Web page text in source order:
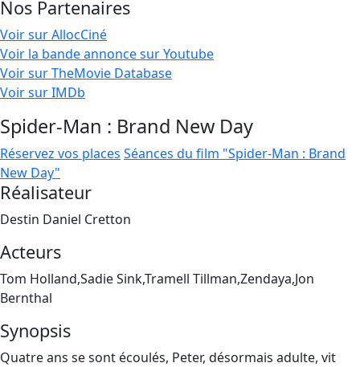
Nos Partenaires
Voir sur AllocCiné
Voir la bande annonce sur Youtube
Voir sur TheMovie Database
Voir sur IMDb
Spider-Man : Brand New Day
Réservez vos places Séances du film "Spider-Man : Brand
New Day"
Réalisateur
Destin Daniel Cretton
Acteurs
Tom Holland,Sadie Sink,Tramell Tillman,Zendaya,Jon
Bernthal
Synopsis
Quatre ans se sont écoulés, Peter, désormais adulte, vit